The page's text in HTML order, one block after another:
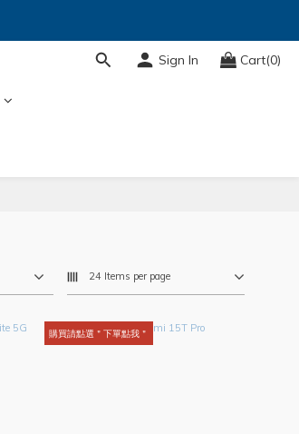
Sign In Cart(0)
24 Items per page
購買請點選＂下單點我＂